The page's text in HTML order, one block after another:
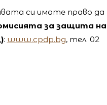
си имате право да
за защита на
: www.cpdp.bg, тел. 02